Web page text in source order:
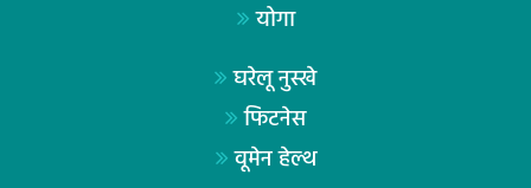
योगा
घरेलू नुस्खे
फिटनेस
वूमेन हेल्थ